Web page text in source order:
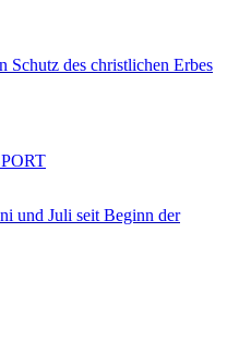
Schutz des christlichen Erbes
und Juli seit Beginn der